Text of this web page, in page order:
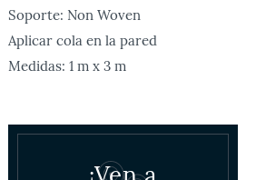
Soporte: Non Woven
Aplicar cola en la pared
Medidas: 1 m x 3 m